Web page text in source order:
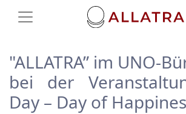
"ALLATRA” im UNO-
bei der
Day – Day of